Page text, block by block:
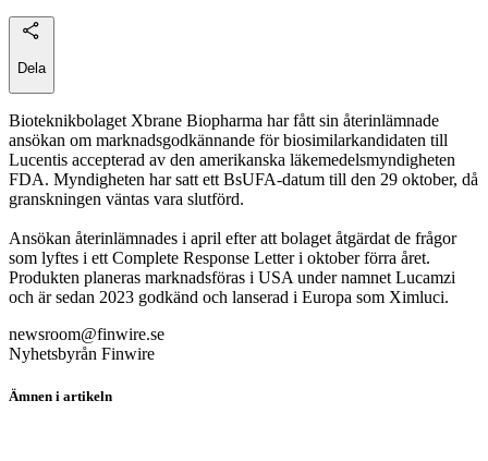
Dela
Bioteknikbolaget Xbrane Biopharma har fått sin återinlämnade
ansökan om marknadsgodkännande för biosimilarkandidaten till
Lucentis accepterad av den amerikanska läkemedelsmyndigheten
FDA. Myndigheten har satt ett BsUFA-datum till den 29 oktober, då
granskningen väntas vara slutförd.
Ansökan återinlämnades i april efter att bolaget åtgärdat de frågor
som lyftes i ett Complete Response Letter i oktober förra året.
Produkten planeras marknadsföras i USA under namnet Lucamzi
och är sedan 2023 godkänd och lanserad i Europa som Ximluci.
newsroom@finwire.se
Nyhetsbyrån Finwire
Ämnen i artikeln